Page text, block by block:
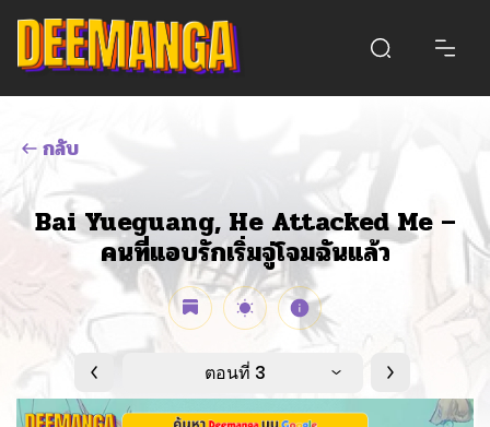
กลับ
Bai Yueguang, He Attacked Me –
คนที่แอบรักเริ่มจู่โจมฉันแล้ว
ตอนที่ 3